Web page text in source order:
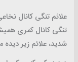
علائم تنگی کانال
تنگی کانال کمری
شدید، علائم زیر